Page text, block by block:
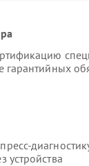
устройства